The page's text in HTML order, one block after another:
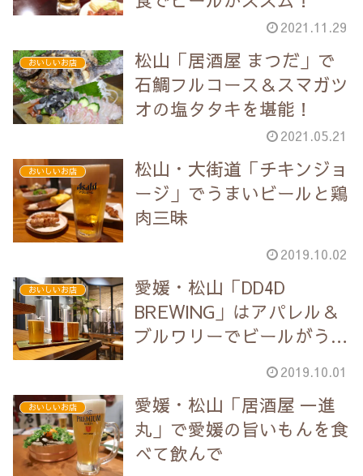
2021.11.29
おいしいお店
松山「居酒屋 まつだ」で
石鯛フルコース＆スマガツ
オの塩タタキを堪能！
2021.05.21
おいしいお店
松山・大街道「チキンジョ
ージ」でうまいビールと鶏
肉三昧
2019.10.02
おいしいお店
愛媛・松山「DD4D
BREWING」はアパレル＆
ブルワリーでビールがうま
2019.10.01
おいしいお店
愛媛・松山「居酒屋 一進
丸」で愛媛の旨いもんを食
べて飲んで